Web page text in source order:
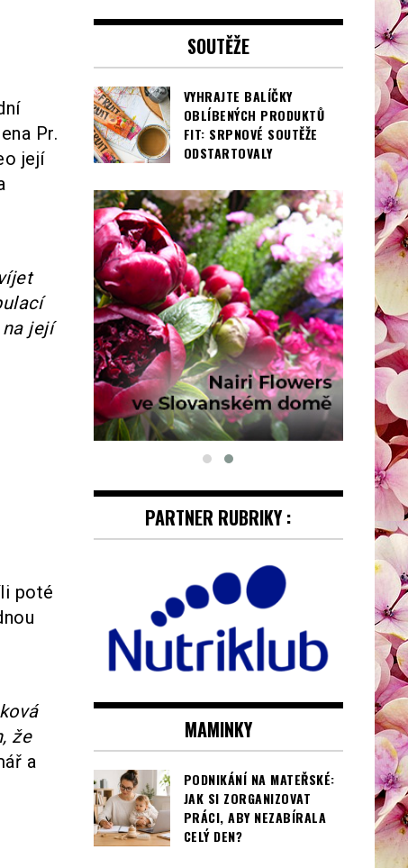
Pr.
její
její
poté
že
a
SOUTĚŽE
VYHRAJTE BALÍČKY
OBLÍBENÝCH PRODUKTŮ
FIT: SRPNOVÉ SOUTĚŽE
ODSTARTOVALY
PARTNER RUBRIKY :
MAMINKY
PODNIKÁNÍ NA MATEŘSKÉ:
JAK SI ZORGANIZOVAT
PRÁCI, ABY NEZABÍRALA
CELÝ DEN?